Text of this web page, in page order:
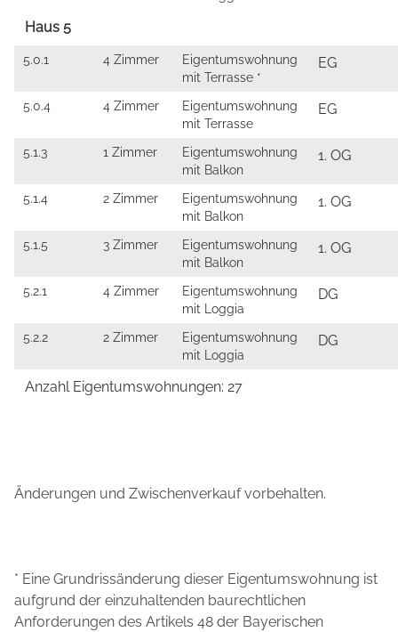
Haus 5
5.0.1 4 Zimmer
Eigentumswohnung
mit Terrasse *
EG
5.0.4 4 Zimmer
Eigentumswohnung
mit Terrasse
EG
5.1.3 1 Zimmer
Eigentumswohnung
mit Balkon
1. OG
5.1.4 2 Zimmer
Eigentumswohnung
mit Balkon
1. OG
5.1.5 3 Zimmer
Eigentumswohnung
mit Balkon
1. OG
5.2.1 4 Zimmer
Eigentumswohnung
mit Loggia
DG
5.2.2 2 Zimmer
Eigentumswohnung
mit Loggia
DG
Anzahl Eigentumswohnungen: 27
Änderungen und Zwischenverkauf vorbehalten.
* Eine Grundrissänderung dieser Eigentumswohnung ist
aufgrund der einzuhaltenden baurechtlichen
Anforderungen des Artikels 48 der Bayerischen